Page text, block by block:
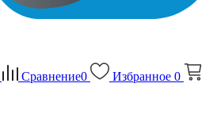
Сравнение0 Избранное 0